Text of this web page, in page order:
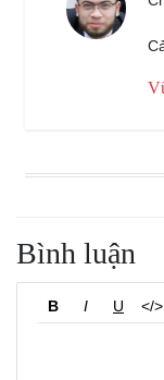
Bình luận
B I U </>